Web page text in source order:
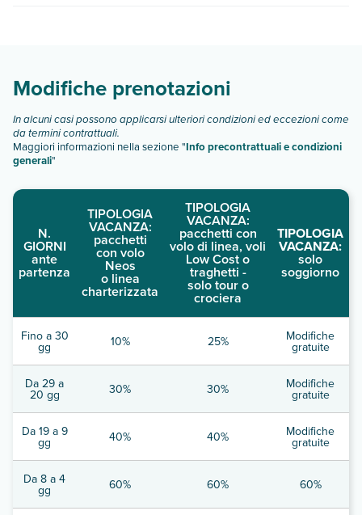
Modifiche prenotazioni
In alcuni casi possono applicarsi ulteriori condizioni ed eccezioni come
da termini contrattuali.
Maggiori informazioni nella sezione "Info precontrattuali e condizioni
generali"
N.
GIORNI
ante
partenza
TIPOLOGIA
VACANZA:
pacchetti
con volo
Neos
o linea
charterizzata
TIPOLOGIA
VACANZA:
pacchetti con
volo di linea, voli
Low Cost o
traghetti -
solo tour o
crociera
TIPOLOGIA
VACANZA:
solo
soggiorno
Fino a 30
gg 10% 25% Modifiche
gratuite
Da 29 a
20 gg 30% 30% Modifiche
gratuite
Da 19 a 9
gg 40% 40% Modifiche
gratuite
Da 8 a 4
gg 60% 60% 60%